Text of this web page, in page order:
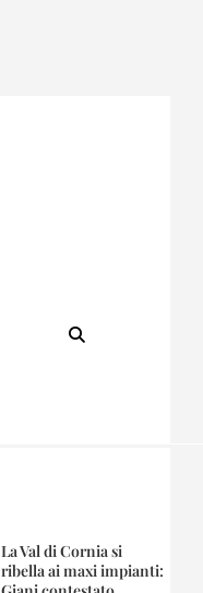
La Val di Cornia si
ribella ai maxi impianti: